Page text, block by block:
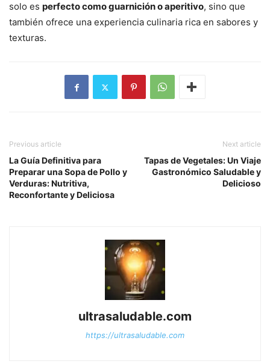
solo es perfecto como guarnición o aperitivo, sino que
también ofrece una experiencia culinaria rica en sabores y
texturas.
Previous article
La Guía Definitiva para
Preparar una Sopa de Pollo y
Verduras: Nutritiva,
Reconfortante y Deliciosa
Next article
Tapas de Vegetales: Un Viaje
Gastronómico Saludable y
Delicioso
ultrasaludable.com
https://ultrasaludable.com